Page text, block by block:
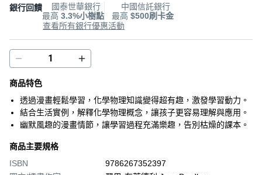
銀行回饋
國泰世華銀行
最高 3.3%小樹點
中國信託銀行
最高 $500刷卡金
查看所有銀行優惠活動
商品特色
透過漫畫輕鬆學習，化學物理知識變得超有趣，激發學習動力。
結合生活實例，解釋化學物理概念，讓孩子更容易理解與應用。
幽默風趣的漫畫情節，讓學習過程充滿樂趣，告別枯燥的課本。
商品主要規格
ISBN
9786267352397